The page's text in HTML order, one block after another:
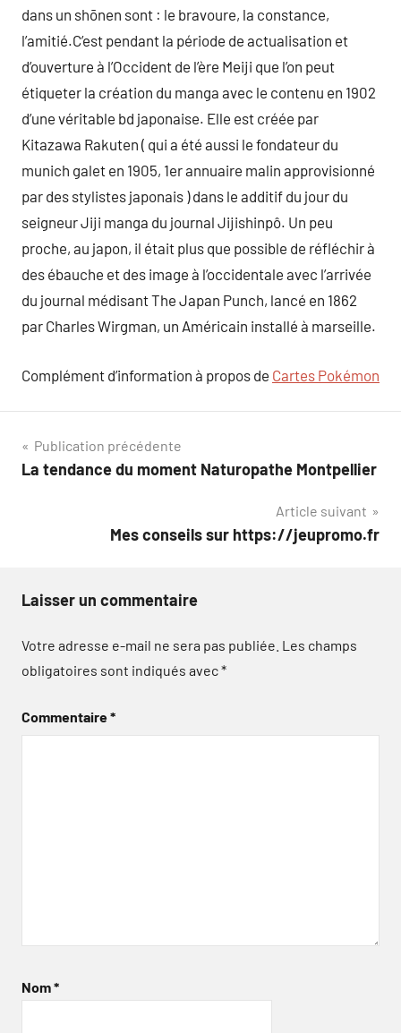
dans un shōnen sont : le bravoure, la constance,
l’amitié.C’est pendant la période de actualisation et
d’ouverture à l’Occident de l’ère Meiji que l’on peut
étiqueter la création du manga avec le contenu en 1902
d’une véritable bd japonaise. Elle est créée par
Kitazawa Rakuten ( qui a été aussi le fondateur du
munich galet en 1905, 1er annuaire malin approvisionné
par des stylistes japonais ) dans le additif du jour du
seigneur Jiji manga du journal Jijishinpô. Un peu
proche, au japon, il était plus que possible de réfléchir à
des ébauche et des image à l’occidentale avec l’arrivée
du journal médisant The Japan Punch, lancé en 1862
par Charles Wirgman, un Américain installé à marseille.
Complément d’information à propos de Cartes Pokémon
Navigation
de
Publication précédente
La tendance du moment Naturopathe Montpellier
Article suivant
Mes conseils sur https://jeupromo.fr
Laisser un commentaire
Votre adresse e-mail ne sera pas publiée. Les champs
obligatoires sont indiqués avec*
Commentaire*
Nom*